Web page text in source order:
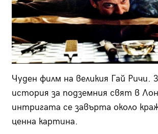
Чуден филм на великия Гай Ричи.
история за подземния свят в
интригата се завърта около
ценна картина.